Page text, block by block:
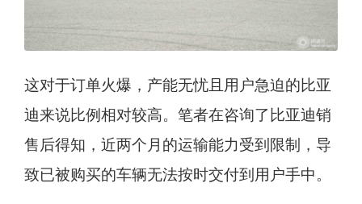
这对于订单火爆，产能无忧且用户急迫的比亚
迪来说比例相对较高。笔者在咨询了比亚迪销
售后得知，近两个月的运输能力受到限制，导
致已被购买的车辆无法按时交付到用户手中。